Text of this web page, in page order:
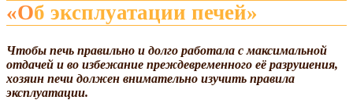
«Об эксплуатации печей»
Чтобы печь правильно и долго работала с максимальной
отдачей и во избежание преждевременного её разрушения,
хозяин печи должен внимательно изучить правила
эксплуатации.